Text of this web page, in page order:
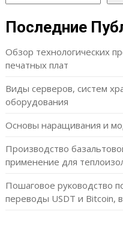
Последние
Обзор технологических
печатных плат
Виды серверов, систем
оборудования
Основы наращивания и
Производство
применение для
Пошаговое руководство
переводы USDT и Bitcoin,